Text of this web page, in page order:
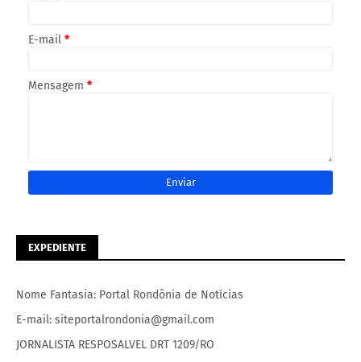
E-mail *
Mensagem *
EXPEDIENTE
Nome Fantasia: Portal Rondônia de Notícias
E-mail: siteportalrondonia@gmail.com
JORNALISTA RESPOSALVEL DRT 1209/RO